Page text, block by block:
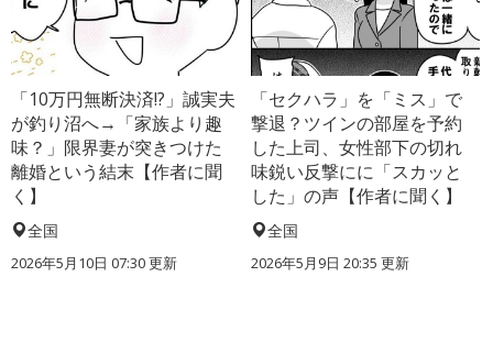
「10万円無断決済!?」誠実夫
が釣り沼へ→「家族より趣
味？」限界妻が突きつけた
離婚という結末【作者に聞
く】
全国
2026年5月10日 07:30 更新
「セクハラ」を「ミス」で
撃退？ツインの部屋を予約
した上司、女性部下の切れ
味鋭い反撃にに「スカッと
した」の声【作者に聞く】
全国
2026年5月9日 20:35 更新